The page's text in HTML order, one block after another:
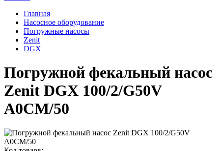
Главная
Насосное оборудование
Погружные насосы
Zenit
DGX
Погружной фекальный насос
Zenit DGX 100/2/G50V
A0CM/50